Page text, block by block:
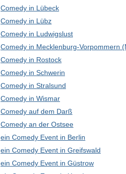
Comedy in Lübeck
Comedy in Lübz
Comedy in Ludwigslust
Comedy in Mecklenburg-Vorpommern
Comedy in Rostock
Comedy in Schwerin
Comedy in Stralsund
Comedy in Wismar
Comedy auf dem Darß
Comedy an der Ostsee
ein Comedy Event in Berlin
ein Comedy Event in Greifswald
ein Comedy Event in Güstrow